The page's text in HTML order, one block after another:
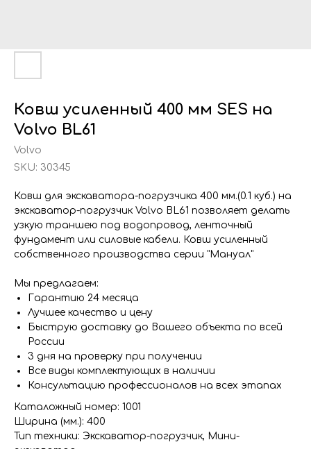
Ковш усиленный 400 мм SES на
Volvo BL61
Volvo
SKU: 30345
Ковш для экскаватора-погрузчика 400 мм.(0.1 куб.) на
экскаватор-погрузчик Volvo BL61 позволяет делать
узкую траншею под водопровод, ленточный
фундамент или силовые кабели. Ковш усиленный
собственного производства серии "Мануал"
Мы предлагаем:
Гарантию 24 месяца
Лучшее качество и цену
Быструю доставку до Вашего объекта по всей
России
3 дня на проверку при получении
Все виды комплектующих в наличии
Консультацию профессионалов на всех этапах
Каталожный номер: 1001
Ширина (мм.): 400
Тип техники: Экскаватор-погрузчик, Мини-